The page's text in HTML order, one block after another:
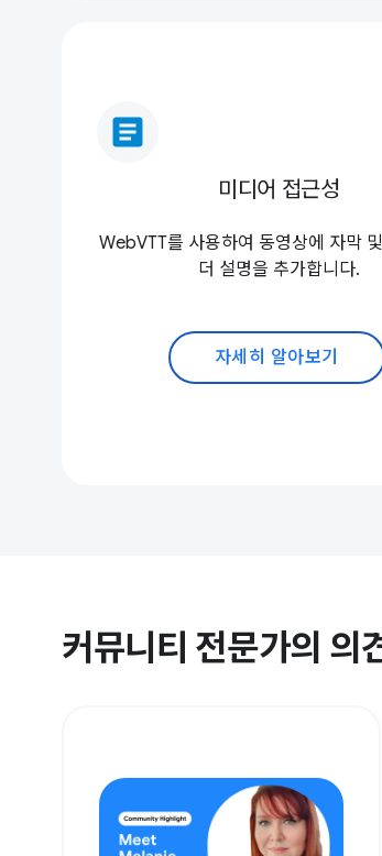
article
미디어 접근성
WebVTT를 사용하여 동영상에 자막
더 설명을 추가합니다.
자세히 알아보기
커뮤니티 전문가의 의